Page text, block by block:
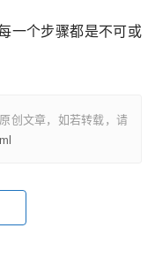
创文章，如若转载，请